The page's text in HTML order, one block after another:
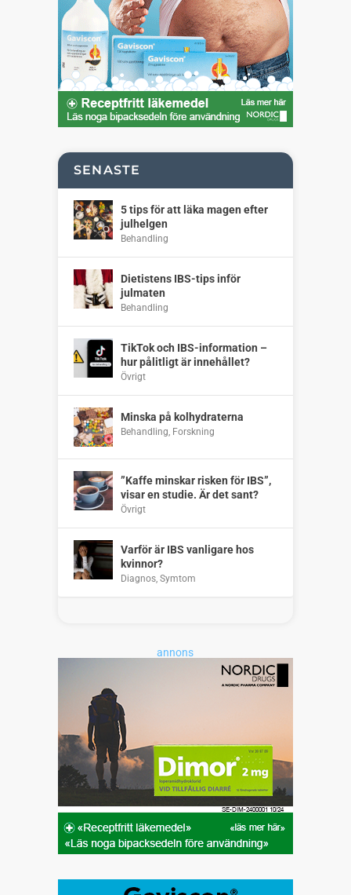
SENASTE
5 tips för att läka magen efter
julhelgen
Behandling
Dietistens IBS-tips inför
julmaten
Behandling
TikTok och IBS-information –
hur pålitligt är innehållet?
Övrigt
Minska på kolhydraterna
Behandling Forskning
”Kaffe minskar risken för IBS”,
visar en studie. Är det sant?
Övrigt
Varför är IBS vanligare hos
kvinnor?
Diagnos, Symtom
annons